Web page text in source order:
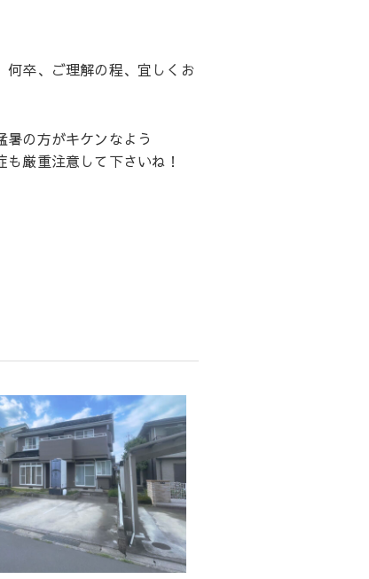
何卒、ご理解の程、宜しくお
の方がキケンなよう
厳重注意して下さいね！